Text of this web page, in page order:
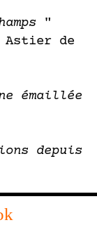
"
Astier de
émaillée
depuis